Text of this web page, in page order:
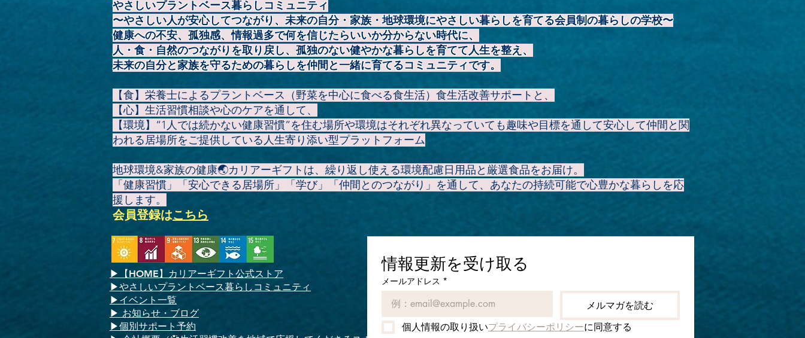
やさしいプラントベース暮らしコミュニティ
〜やさしい人が安心してつながり、未来の自分・家族・地球環境にやさしい暮らしを育てる会員制の暮らしの学校〜
健康への不安、孤独感、情報過多で何を信じたらいいか分からない時代に、
人・食・自然のつながりを取り戻し、孤独のない健やかな暮らしを育てて人生を整え、
未来の自分と家族を守るための暮らしを仲間と一緒に育てるコミュニティです。
【食】栄養士によるプラントベース（野菜を中心に食べる食生活）食生活改善サポートと、
【心】生活習慣相談や心のケアを通して、
【環境】“1人では続かない健康習慣”を住む場所や環境はそれぞれ異なっていても趣味や目標を通して安心して仲間と関
われる居場所をご提供している人生寄り添い型プラットフォーム
地球環境&家族の健康🌏️カリアーギフトは、繰り返し使える環境配慮日用品と厳選食品をお届け。
「健康習慣」「安心できる居場所」「学び」「仲間とのつながり」を通して、あなたの持続可能で心豊かな暮らしを応
援します。
会員登録はこちら
▶ 【HOME】
カリアーギフト公式ストア
▶やさしいプラントベース暮らしコミュニティ
▶イベント一覧
​▶ お知らせ・ブログ
▶個別サポート予約
情報更新を受け取る
メールアドレス *
メルマガを読む
個人情報の取り扱いプライバシーポリシーに同意する